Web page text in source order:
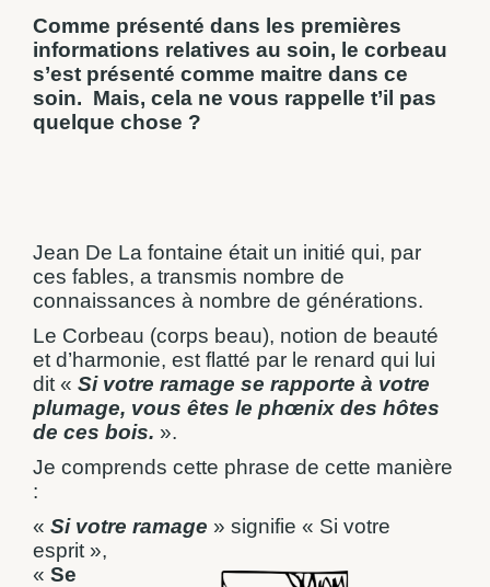
Comme présenté dans les premières
informations relatives au soin, le corbeau
s’est présenté comme maitre dans ce
soin. Mais, cela ne vous rappelle t’il pas
quelque chose ?
Jean De La fontaine était un initié qui, par
ces fables, a transmis nombre de
connaissances à nombre de générations.
Le Corbeau (corps beau), notion de beauté
et d’harmonie, est flatté par le renard qui lui
dit « Si votre ramage se rapporte à votre
plumage, vous êtes le phœnix des hôtes
de ces bois. ».
Je comprends cette phrase de cette manière
:
« Si votre ramage » signifie « Si votre
esprit »,
« Se